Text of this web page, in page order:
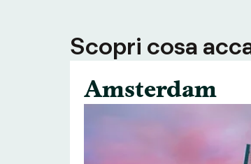
Scopri cosa
Amsterdam